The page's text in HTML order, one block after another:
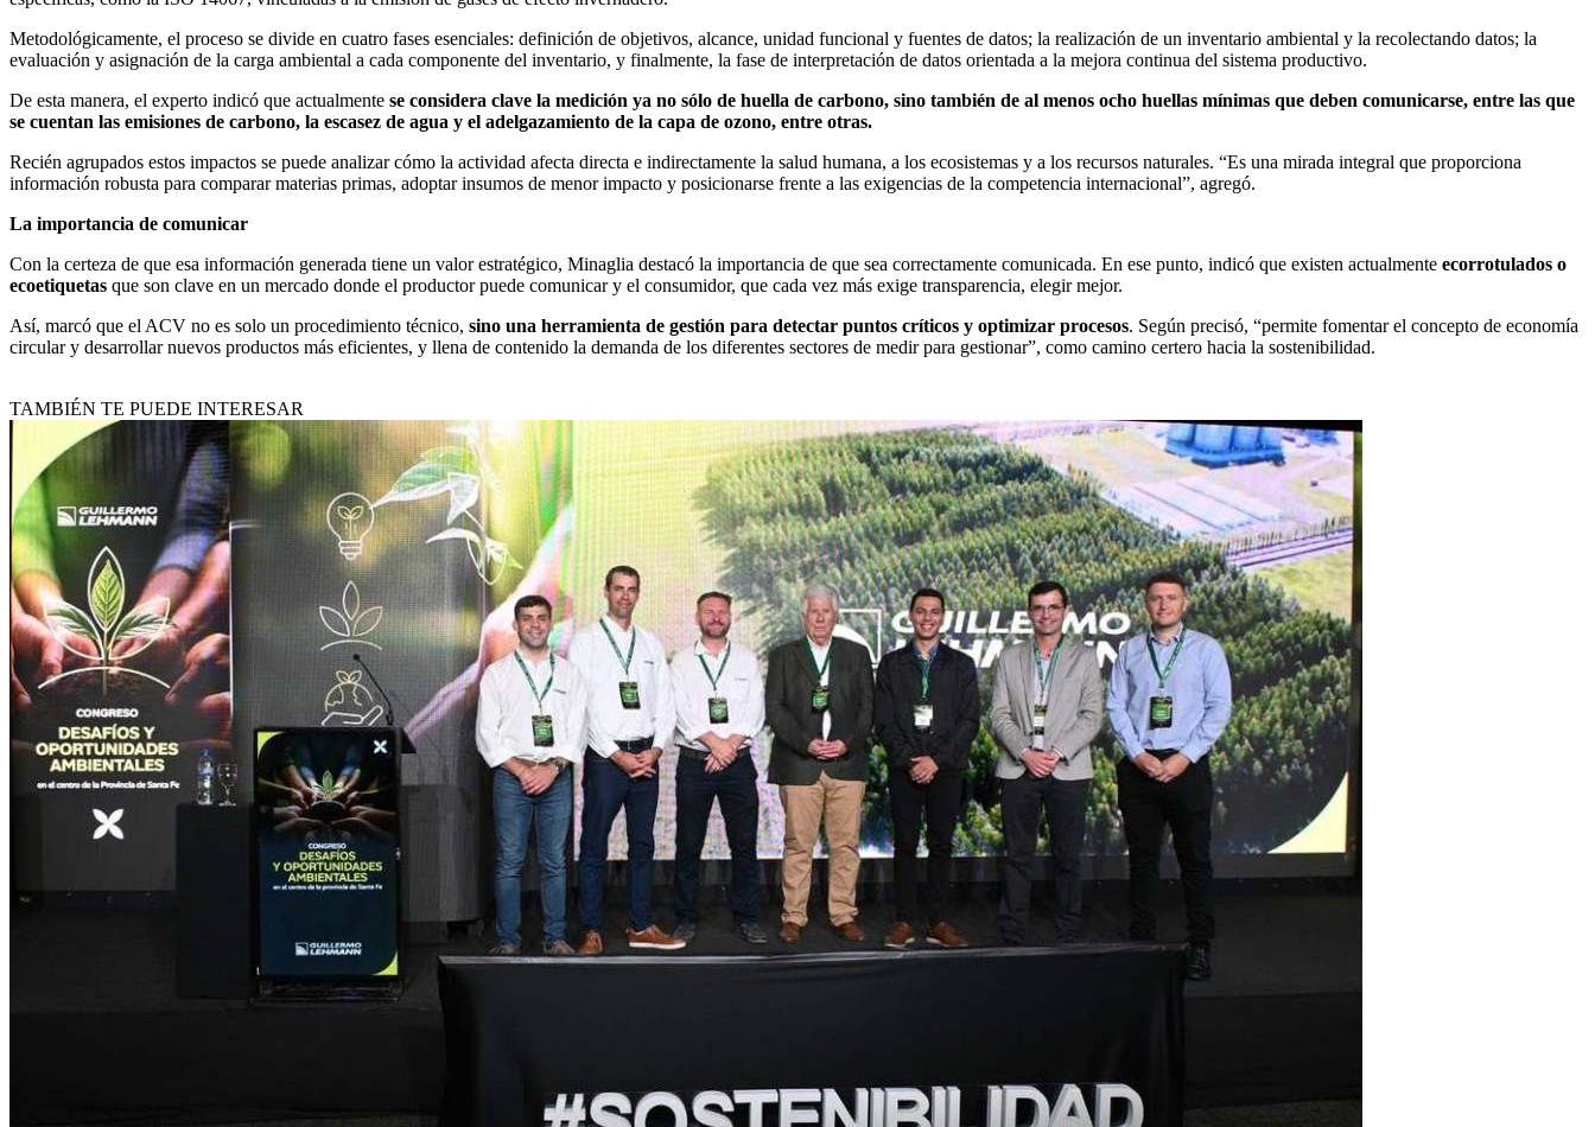
Metodológicamente, el proceso se divide en cuatro fases esenciales: definición de objetivos, alcance, unidad funcional y fuentes de datos; la realización de un inventario ambiental y la recolectando datos; la
evaluación y asignación de la carga ambiental a cada componente del inventario, y finalmente, la fase de interpretación de datos orientada a la mejora continua del sistema productivo.
De esta manera, el experto indicó que actualmente se considera clave la medición ya no sólo de huella de carbono, sino también de al menos ocho huellas mínimas que deben comunicarse, entre las que
se cuentan las emisiones de carbono, la escasez de agua y el adelgazamiento de la capa de ozono, entre otras.
Recién agrupados estos impactos se puede analizar cómo la actividad afecta directa e indirectamente la salud humana, a los ecosistemas y a los recursos naturales. “Es una mirada integral que proporciona
información robusta para comparar materias primas, adoptar insumos de menor impacto y posicionarse frente a las exigencias de la competencia internacional”, agregó.
La importancia de comunicar
Con la certeza de que esa información generada tiene un valor estratégico, Minaglia destacó la importancia de que sea correctamente comunicada. En ese punto, indicó que existen actualmente ecorrotulados o
ecoetiquetas que son clave en un mercado donde el productor puede comunicar y el consumidor, que cada vez más exige transparencia, elegir mejor.
Así, marcó que el ACV no es solo un procedimiento técnico, sino una herramienta de gestión para detectar puntos críticos y optimizar procesos. Según precisó, “permite fomentar el concepto de economía
circular y desarrollar nuevos productos más eficientes, y llena de contenido la demanda de los diferentes sectores de medir para gestionar”, como camino certero hacia la sostenibilidad.
TAMBIÉN TE PUEDE INTERESAR